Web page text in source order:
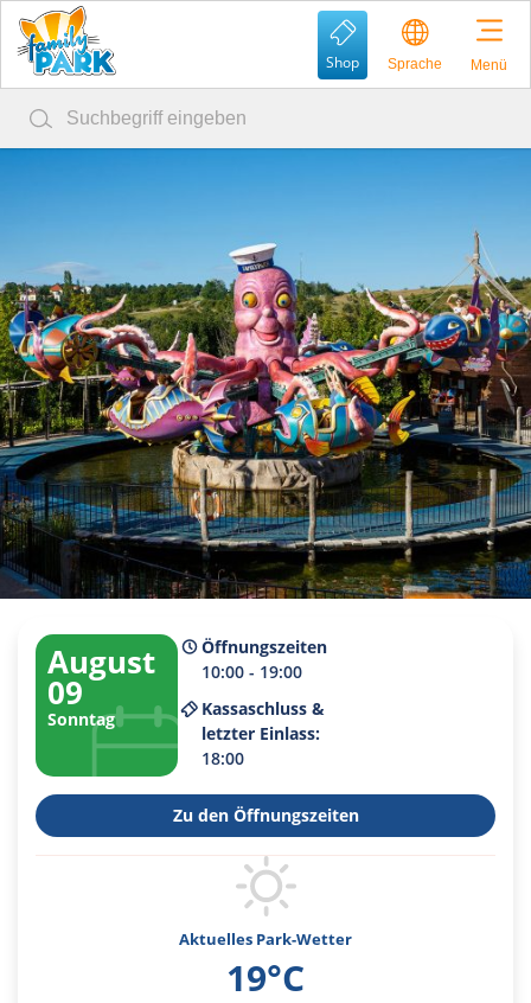
Shop Sprache Menü
August
09
Sonntag
Öffnungszeiten
10:00 - 19:00
Kassaschluss &
letzter Einlass:
18:00
Zu den Öffnungszeiten
Aktuelles Park-Wetter
19°C